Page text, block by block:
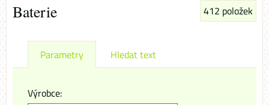
Baterie 412 položek
Parametry Hledat text
Výrobce: